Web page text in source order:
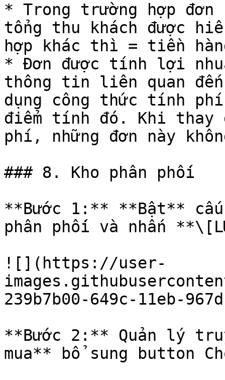
* Trong trường hợp
tổng thu khách được
hợp khác thì = tiền
* Đơn được tính lợi
thông tin liên quan
dụng công thức tính
điểm tính đó. Khi thay
phí, những đơn này
### 8. Kho phân phối
**Bước 1:** **Bật**
phân phối và nhấn
![](https://user-
239b7b00-649c-11eb-
**Bước 2:** Quản lý
mua** bổ sung button